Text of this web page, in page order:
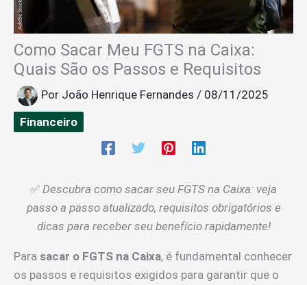
Como Sacar Meu FGTS na Caixa:
Quais São os Passos e Requisitos
Por João Henrique Fernandes / 08/11/2025
Financeiro
✅ Descubra como sacar seu FGTS na Caixa: veja
passo a passo atualizado, requisitos obrigatórios e
dicas para receber seu benefício rapidamente!
Para sacar o FGTS na Caixa, é fundamental conhecer
os passos e requisitos exigidos para garantir que o